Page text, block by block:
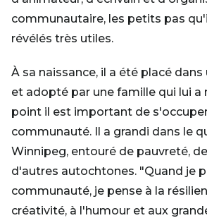
communautaire, les petits pas
révélés très utiles.
À sa naissance, il a été placé
et adopté par une famille qui lui a
point il est important de
communauté. Il a grandi dans le
Winnipeg, entouré de pauvreté,
d'autres autochtones. "Quand je
communauté, je pense à la
créativité, à l'humour et aux